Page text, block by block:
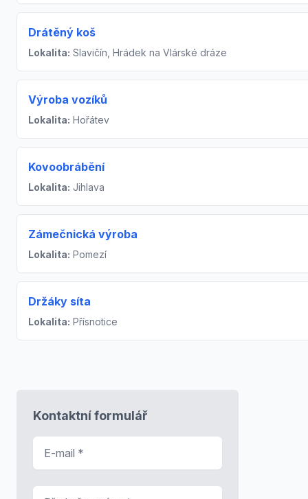
Drátěný koš
Lokalita: Slavičín, Hrádek na Vlárské dráze
Výroba vozíků
Lokalita: Hořátev
Kovoobrábění
Lokalita: Jihlava
Zámečnická výroba
Lokalita: Pomezí
Držáky síta
Lokalita: Přísnotice
Kontaktní formulář